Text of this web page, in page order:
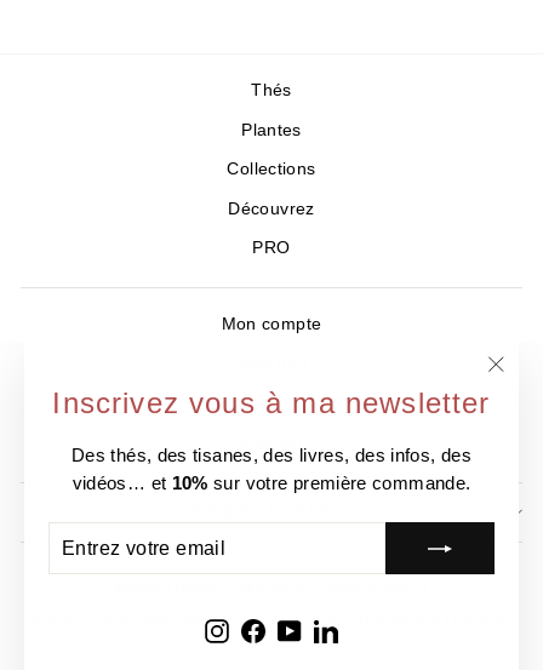
Inscrivez vous à ma newsletter
Des thés, des tisanes, des livres, des infos, des
vidéos… et 10% sur votre première commande.
VOTRE
EMAIL
InstagramFacebook
YouTubeLinkedIn
Thés
Plantes
Collections
Découvrez
PRO
Mon compte
Où nous trouver ?
Politique de remboursement
CGV Politique d'expédition